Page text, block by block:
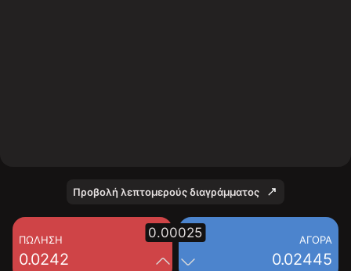
Προβολή λεπτομερούς διαγράμματος
ΠΏΛΗΣΗ
0.0242
ΑΓΟΡΆ
0.02445
0.00025